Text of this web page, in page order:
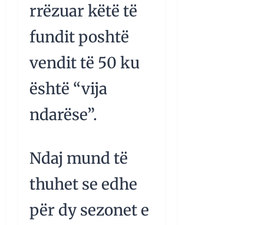
rrëzuar këtë të
fundit poshtë
vendit të 50 ku
është “vija
ndarëse”.
Ndaj mund të
thuhet se edhe
për dy sezonet e